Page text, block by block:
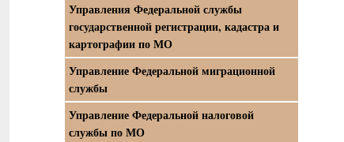
Управления Федеральной службы
государственной регистрации, кадастра и
картографии по МО
Управление Федеральной миграционной
службы
Управление Федеральной налоговой
службы по МО